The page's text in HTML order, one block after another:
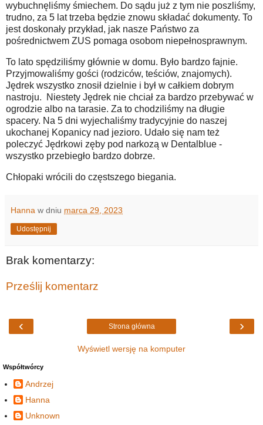
wybuchnęliśmy śmiechem. Do sądu już z tym nie poszliśmy,
trudno, za 5 lat trzeba będzie znowu składać dokumenty. To
jest doskonały przykład, jak nasze Państwo za
pośrednictwem ZUS pomaga osobom niepełnosprawnym.
To lato spędziliśmy głównie w domu. Było bardzo fajnie.
Przyjmowaliśmy gości (rodziców, teściów, znajomych).
Jędrek wszystko znosił dzielnie i był w całkiem dobrym
nastroju. Niestety Jędrek nie chciał za bardzo przebywać w
ogrodzie albo na tarasie. Za to chodziliśmy na długie
spacery. Na 5 dni wyjechaliśmy tradycyjnie do naszej
ukochanej Kopanicy nad jezioro. Udało się nam też
poleczyć Jędrkowi zęby pod narkozą w Dentalblue -
wszystko przebiegło bardzo dobrze.
Chłopaki wrócili do częstszego biegania.
Hanna w dniu marca 29, 2023
Udostępnij
Brak komentarzy:
Prześlij komentarz
‹ ›
Strona główna
Wyświetl wersję na komputer
Współtwórcy
Andrzej
Hanna
Unknown